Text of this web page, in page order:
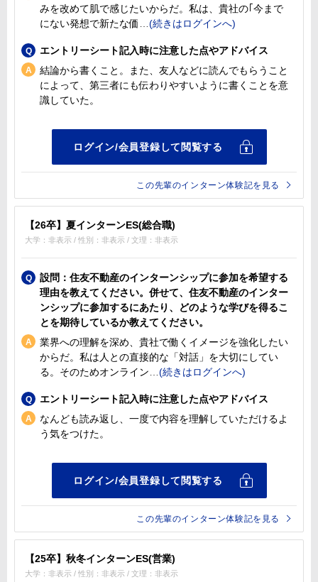
みを改めて肌で感じたいからだ。私は、貴社の｢今まで
にない発想で新たな価
エントリーシート記入時に注意した点やアドバイス
結論から書くこと。また、友人などに読んでもらうこと
によって、第三者にも伝わりやすいように書くことを意
識していた。
この先輩のインターン体験記を見る
【26卒】夏インターンES(総合職)
大学：非表示 / 性別：非表示 / 文理：非表示
設問：住友不動産のインターンシップに参加を希望する
理由を教えてください。併せて、住友不動産のインター
ンシップに参加するにあたり、どのような学びを得るこ
とを期待しているか教えてください。
業界への理解を深め、貴社で働くイメージを強化したい
からだ。私は人との直接的な「対話」を大切にしてい
る。そのためオンライン
エントリーシート記入時に注意した点やアドバイス
なんども読み返し、一度で内容を理解していただけるよ
う気をつけた。
この先輩のインターン体験記を見る
【25卒】秋冬インターンES(営業)
大学：非表示 / 性別：非表示 / 文理：非表示